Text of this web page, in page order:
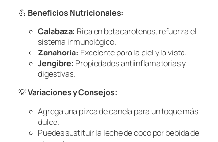
💪 Beneficios Nutricionales:
Calabaza: Rica en betacarotenos, refuerza el
sistema inmunológico.
Zanahoria: Excelente para la piel y la vista.
Jengibre: Propiedades antiinflamatorias y
digestivas.
💡Variaciones y Consejos:
Agrega una pizca de canela para un toque más
dulce.
Puedes sustituir la leche de coco por bebida de